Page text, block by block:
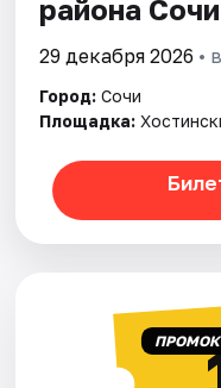
района
29 декабря 2026 •
Город: Сочи
Площадка: